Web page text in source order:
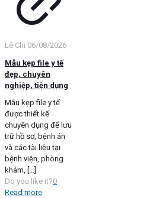
Lê Chi 06/08/2026
Mẫu kẹp file y tế
đẹp, chuyên
nghiệp, tiện dụng
Mẫu kẹp file y tế
được thiết kế
chuyên dụng để lưu
trữ hồ sơ, bệnh án
và các tài liệu tại
bệnh viện, phòng
khám, […]
Do you like it?0
Read more